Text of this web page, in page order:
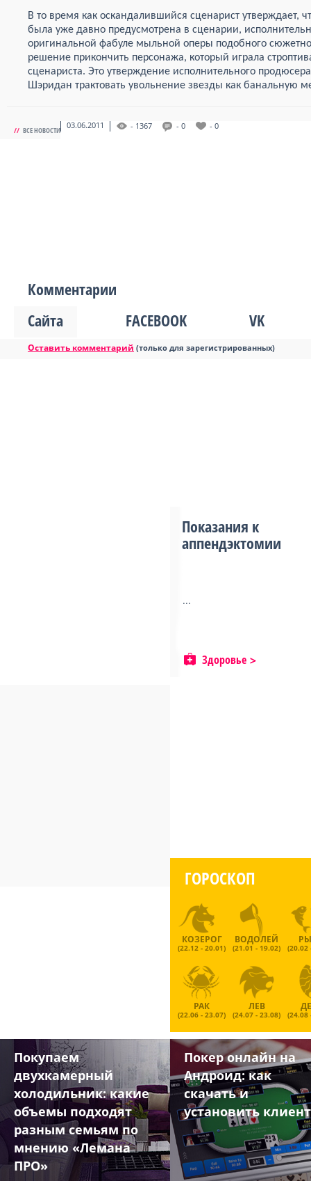
В то время как оскандалившийся сценарист утверждает,
была уже давно предусмотрена в сценарии,
оригинальной фабуле мыльной оперы подобного
решение прикончить персонажа, который играла
сценариста. Это утверждение исполнительного
Шэридан трактовать увольнение звезды как банальную
// ВСЕ НОВОСТИ 03.06.2011 - 1367 - 0 - 0
Комментарии
Сайта
FACEBOOK VK
Оставить комментарий (только для зарегистрированных)
Показания к
аппендэктомии
...
Здоровье
ГОРОСКОП
КОЗЕРОГ
(22.12 - 20.01)
ВОДОЛЕЙ
(21.01 - 19.02) (20.02
РАК
(22.06 - 23.07)
ЛЕВ
(24.07 - 23.08) (24.08
Покупаем
двухкамерный
холодильник: какие
объемы подходят
разным семьям по
мнению «Лемана
ПРО»
Покер онлайн на
Андроид: как
скачать и
установить